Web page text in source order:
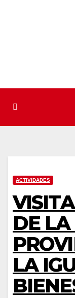
ACTIVIDADES
DE
LA